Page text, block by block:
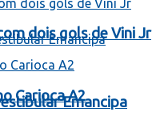
Emancipa
dois gols de Vini Jr
Carioca A2